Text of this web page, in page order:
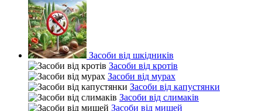
Засоби від шкідників
Засоби від кротів
Засоби від мурах
Засоби від капустянки
Засоби від слимаків
Засоби від мишей